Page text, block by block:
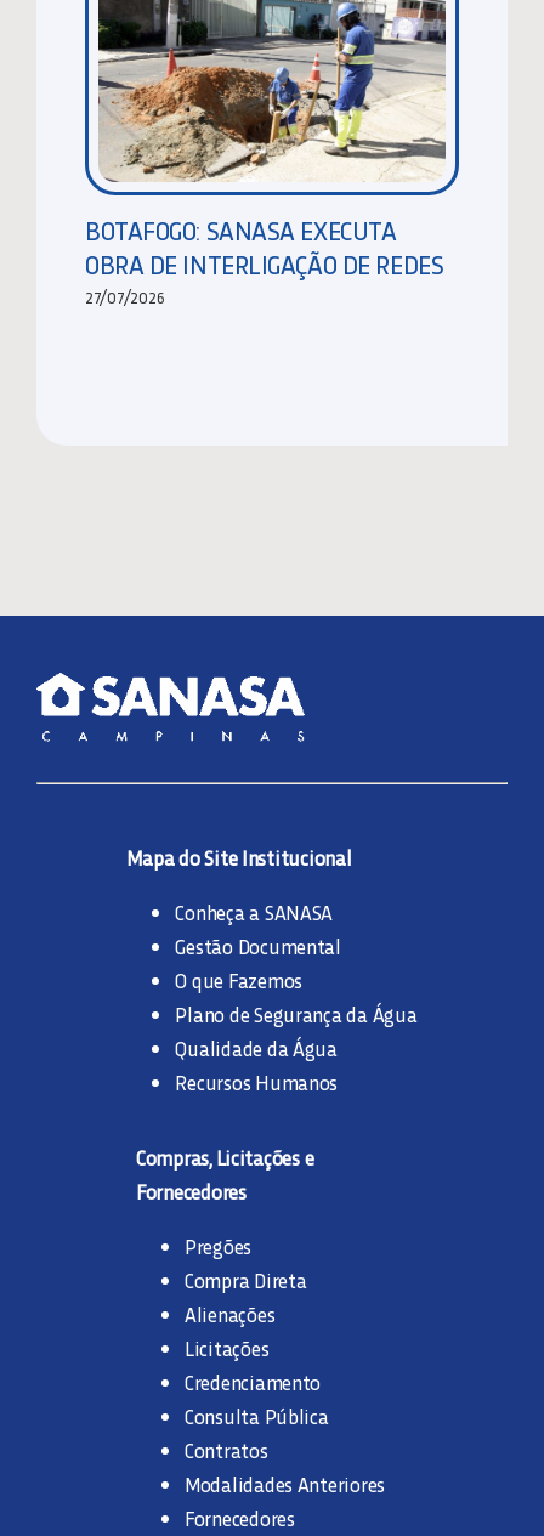
BOTAFOGO: SANASA EXECUTA
OBRA DE INTERLIGAÇÃO DE REDES
27/07/2026
Mapa do Site Institucional
Conheça a SANASA
Gestão Documental
O que Fazemos
Plano de Segurança da Água
Qualidade da Água
Recursos Humanos
Compras, Licitações e
Fornecedores
Pregões
Compra Direta
Alienações
Licitações
Credenciamento
Consulta Pública
Contratos
Modalidades Anteriores
Fornecedores